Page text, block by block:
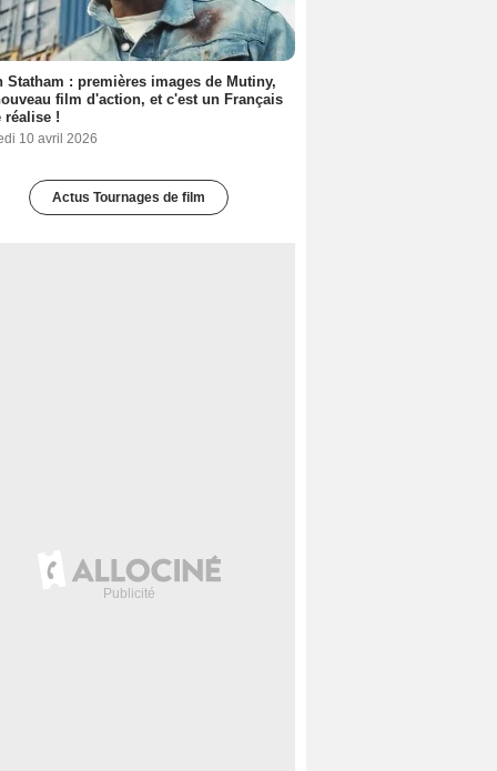
Statham : premières images de Mutiny,
film d'action, et c'est un Français
réalise !
10 avril 2026
Actus Tournages de film